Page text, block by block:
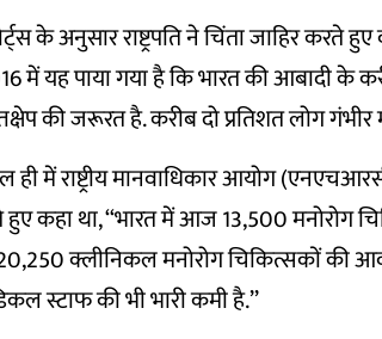
के अनुसार राष्ट्रपति ने चिंता जाहिर करते
में यह पाया गया है कि भारत की आबादी के
की जरूरत है. करीब दो प्रतिशत लोग
ही में राष्ट्रीय मानवाधिकार आयोग
हुए कहा था, ‘‘भारत में आज 13,500
क्लीनिकल मनोरोग चिकित्सकों की
स्टाफ की भी भारी कमी है.’’